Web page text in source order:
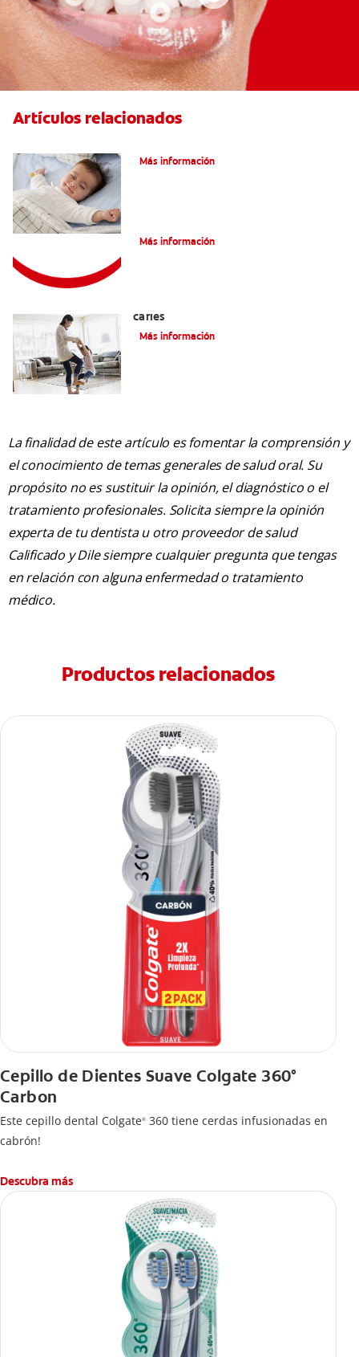
Artículos relacionados
Más información
Más información
caries
Más información
La finalidad de este artículo es fomentar la comprensión y
el conocimiento de temas generales de salud oral. Su
propósito no es sustituir la opinión, el diagnóstico o el
tratamiento profesionales. Solicita siempre la opinión
experta de tu dentista u otro proveedor de salud
Calificado y Dile siempre cualquier pregunta que tengas
en relación con alguna enfermedad o tratamiento
médico.
Productos relacionados
Cepillo de Dientes Suave Colgate 360°
Carbon
Este cepillo dental Colgate® 360 tiene cerdas infusionadas en
cabrón!
Descubra más